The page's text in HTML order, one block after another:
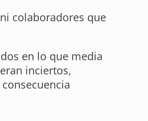
colaboradores que
en lo que media
inciertos,